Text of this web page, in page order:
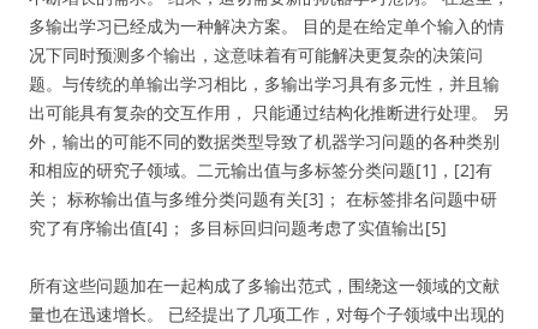
多输出学习已经成为一种解决方案。 目的是在给定单个输入的情
况下同时预测多个输出，这意味着有可能解决更复杂的决策问
题。与传统的单输出学习相比，多输出学习具有多元性，并且输
出可能具有复杂的交互作用， 只能通过结构化推断进行处理。 另
外，输出的可能不同的数据类型导致了机器学习问题的各种类别
和相应的研究子领域。二元输出值与多标签分类问题[1]，[2]有
关； 标称输出值与多维分类问题有关[3]； 在标签排名问题中研
究了有序输出值[4]； 多目标回归问题考虑了实值输出[5]
所有这些问题加在一起构成了多输出范式，围绕这一领域的文献
量也在迅速增长。 已经提出了几项工作，对每个子领域中出现的